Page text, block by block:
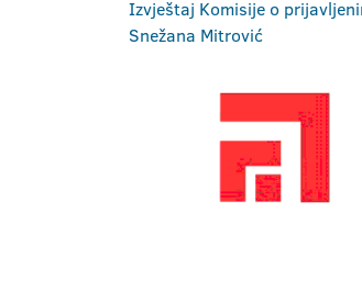
Izvještaj Komisije o
Snežana Mitrović